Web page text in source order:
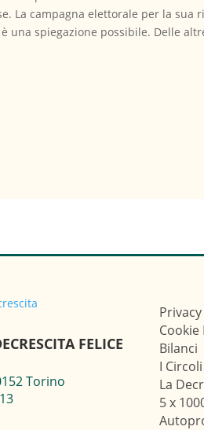
La campagna elettorale per la sua
è una spiegazione possibile. Delle
FELICE
Torino
Cookie
Bilanci
I Circoli
La
5 x